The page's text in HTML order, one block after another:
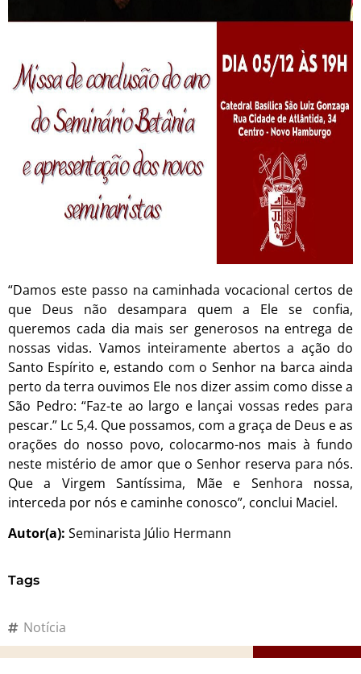
“Damos este passo na caminhada vocacional certos de
que Deus não desampara quem a Ele se confia,
queremos cada dia mais ser generosos na entrega de
nossas vidas. Vamos inteiramente abertos a ação do
Santo Espírito e, estando com o Senhor na barca ainda
perto da terra ouvimos Ele nos dizer assim como disse a
São Pedro: “Faz-te ao largo e lançai vossas redes para
pescar.” Lc 5,4. Que possamos, com a graça de Deus e as
orações do nosso povo, colocarmo-nos mais à fundo
neste mistério de amor que o Senhor reserva para nós.
Que a Virgem Santíssima, Mãe e Senhora nossa,
interceda por nós e caminhe conosco”, conclui Maciel.
Autor(a): Seminarista Júlio Hermann
Tags
Notícia